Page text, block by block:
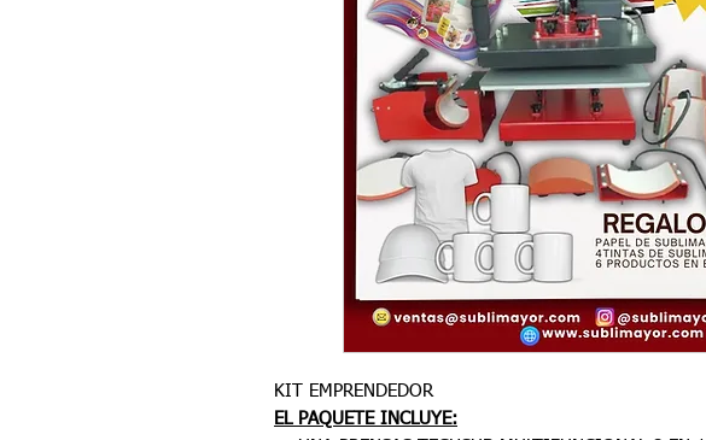
KIT EMPRENDEDOR
EL PAQUETE INCLUYE: